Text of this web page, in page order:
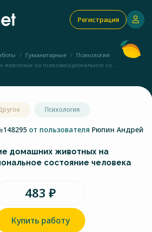
Регистрация
Гуманитарные
Психология
на психоэмоциональное со...
Психология
от пользователя Рюпин Андрей
домашних животных на
состояние человека
483 ₽
Купить работу